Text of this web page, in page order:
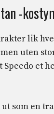
-
lik
uten
Speedo et
som en